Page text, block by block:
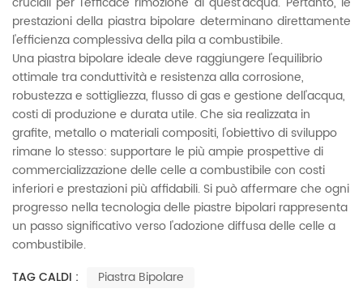
prestazioni della piastra bipolare determinano direttamente
l'efficienza complessiva della pila a combustibile.
Una piastra bipolare ideale deve raggiungere l'equilibrio
ottimale tra conduttività e resistenza alla corrosione,
robustezza e sottigliezza, flusso di gas e gestione dell'acqua,
costi di produzione e durata utile. Che sia realizzata in
grafite, metallo o materiali compositi, l'obiettivo di sviluppo
rimane lo stesso: supportare le più ampie prospettive di
commercializzazione delle celle a combustibile con costi
inferiori e prestazioni più affidabili. Si può affermare che ogni
progresso nella tecnologia delle piastre bipolari rappresenta
un passo significativo verso l'adozione diffusa delle celle a
combustibile.
TAG CALDI :
Piastra Bipolare